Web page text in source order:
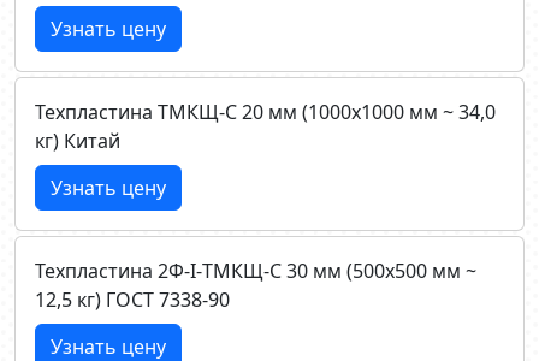
Узнать цену
Техпластина ТМКЩ-C 20 мм (1000х1000 мм ~ 34,0
кг) Китай
Узнать цену
Техпластина 2Ф-I-ТМКЩ-C 30 мм (500х500 мм ~
12,5 кг) ГОСТ 7338-90
Узнать цену